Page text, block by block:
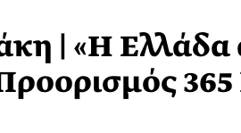
| «Η Ελλάδα